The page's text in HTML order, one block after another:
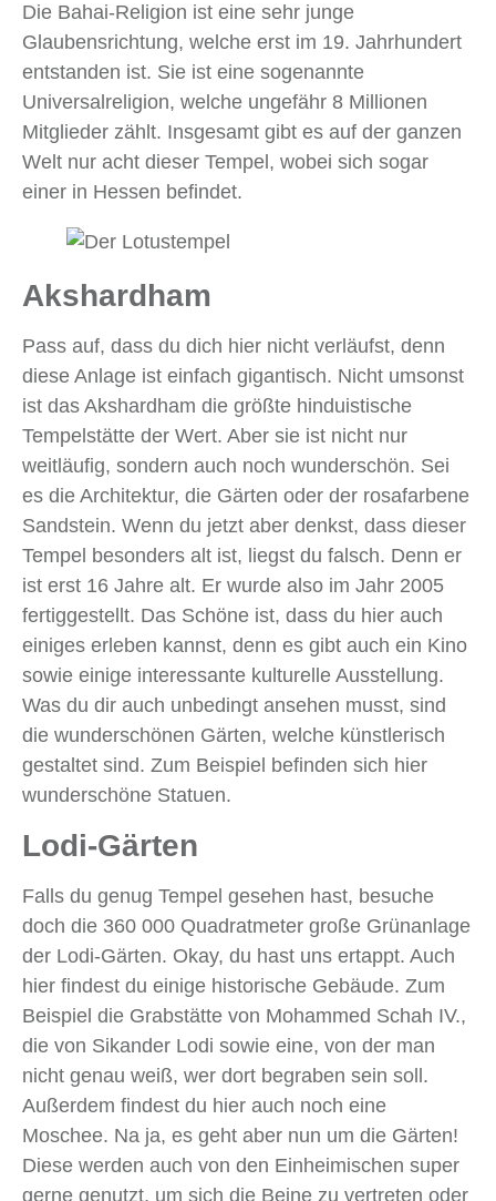
Die Bahai-Religion ist eine sehr junge
Glaubensrichtung, welche erst im 19. Jahrhundert
entstanden ist. Sie ist eine sogenannte
Universalreligion, welche ungefähr 8 Millionen
Mitglieder zählt. Insgesamt gibt es auf der ganzen
Welt nur acht dieser Tempel, wobei sich sogar
einer in Hessen befindet.
Akshardham
Pass auf, dass du dich hier nicht verläufst, denn
diese Anlage ist einfach gigantisch. Nicht umsonst
ist das Akshardham die größte hinduistische
Tempelstätte der Wert. Aber sie ist nicht nur
weitläufig, sondern auch noch wunderschön. Sei
es die Architektur, die Gärten oder der rosafarbene
Sandstein. Wenn du jetzt aber denkst, dass dieser
Tempel besonders alt ist, liegst du falsch. Denn er
ist erst 16 Jahre alt. Er wurde also im Jahr 2005
fertiggestellt. Das Schöne ist, dass du hier auch
einiges erleben kannst, denn es gibt auch ein Kino
sowie einige interessante kulturelle Ausstellung.
Was du dir auch unbedingt ansehen musst, sind
die wunderschönen Gärten, welche künstlerisch
gestaltet sind. Zum Beispiel befinden sich hier
wunderschöne Statuen.
Lodi-Gärten
Falls du genug Tempel gesehen hast, besuche
doch die 360 000 Quadratmeter große Grünanlage
der Lodi-Gärten. Okay, du hast uns ertappt. Auch
hier findest du einige historische Gebäude. Zum
Beispiel die Grabstätte von Mohammed Schah IV.,
die von Sikander Lodi sowie eine, von der man
nicht genau weiß, wer dort begraben sein soll.
Außerdem findest du hier auch noch eine
Moschee. Na ja, es geht aber nun um die Gärten!
Diese werden auch von den Einheimischen super
gerne genutzt, um sich die Beine zu vertreten oder